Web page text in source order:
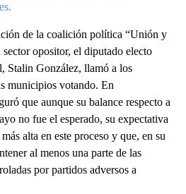
de la coalición política “Unión y
opositor, el diputado electo
Stalin González, llamó a los
municipios votando. En
que aunque su balance respecto a
no fue el esperado, su expectativa
alta en este proceso y que, en su
al menos una parte de las
por partidos adversos a